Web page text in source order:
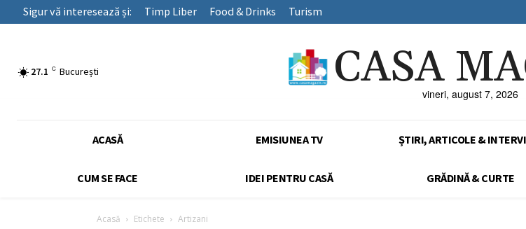
Sigur vă interesează și: Timp Liber Food & Drinks Turism
27.1 C București CASAvineri, august 7, 2026
ACASĂ EMISIUNEA TV ȘTIRI, ARTICOLE &
CUM SE FACE IDEI PENTRU CASĂ GRĂDINĂ & CURTE
Acasă Etichete Artizani